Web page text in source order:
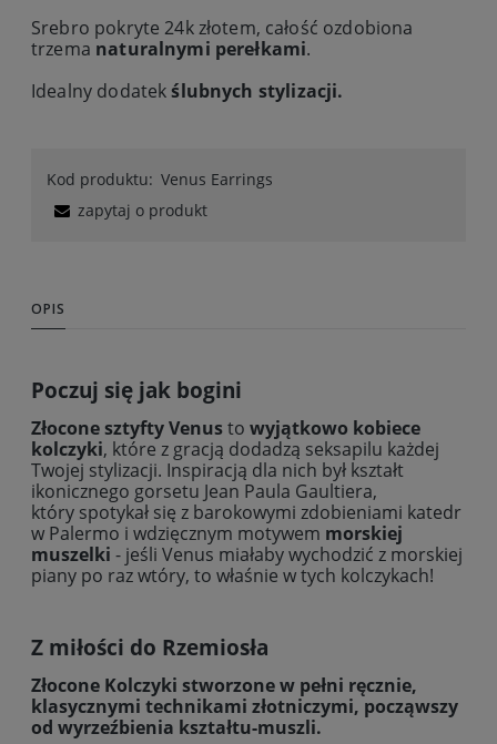
Srebro pokryte 24k złotem, całość ozdobiona
trzema naturalnymi perełkami.
Idealny dodatekślubnych stylizacji.
Kod produktu: Venus Earrings
zapytaj o produkt
OPIS
Poczuj się jak bogini
Złocone sztyfty Venusto wyjątkowo kobiece
kolczyki, które z gracją dodadzą seksapilu każdej
Twojej stylizacji. Inspiracją dla nich był kształt
ikonicznego gorsetu Jean Paula Gaultiera,
który spotykał się z barokowymi zdobieniami katedr
w Palermo i wdzięcznym motywem morskiej
muszelki - jeśli Venus miałaby wychodzić z morskiej
piany po raz wtóry, to właśnie w tych kolczykach!
Z miłości do Rzemiosła
Złocone Kolczyki stworzone w pełni ręcznie,
klasycznymi technikami złotniczymi, począwszy
od wyrzeźbienia kształtu-muszli.